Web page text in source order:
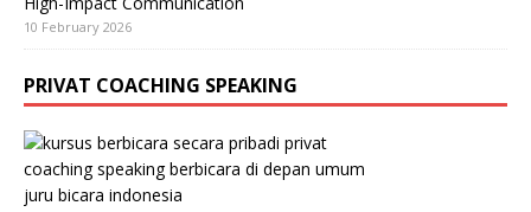
10 February 2026
PRIVAT COACHING SPEAKING